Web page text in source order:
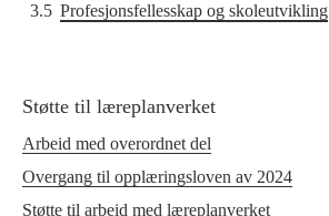
3.5 Profesjonsfellesskap og skoleutvikling
Støtte til læreplanverket
Arbeid med overordnet del
Overgang til opplæringsloven av 2024
Støtte til arbeid med læreplanverket